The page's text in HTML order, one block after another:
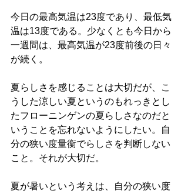
今日の最高気温は23度であり、最低気
温は13度である。少なくとも今日から
一週間は、最高気温が23度前後の日々
が続く。
夏らしさを感じることは大切だが、こ
うした涼しい夏というのもれっきとし
たフローニンゲンの夏らしさなのだと
いうことを忘れないようにしたい。自
分の狭い度量衡でらしさを判断しない
こと。それが大切だ。
夏が暑いという考えは、自分の狭い度